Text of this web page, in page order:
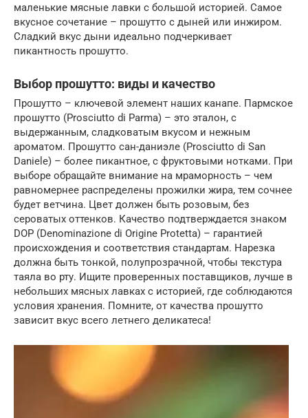
маленькие мясные лавки с большой историей. Самое
вкусное сочетание – прошутто с дыней или инжиром.
Сладкий вкус дыни идеально подчеркивает
пикантность прошутто.
Выбор прошутто: виды и качество
Прошутто – ключевой элемент наших канапе. Пармское
прошутто (Prosciutto di Parma) – это эталон, с
выдержанным, сладковатым вкусом и нежным
ароматом. Прошутто сан-даниэле (Prosciutto di San
Daniele) – более пикантное, с фруктовыми нотками. При
выборе обращайте внимание на мраморность – чем
равномернее распределены прожилки жира, тем сочнее
будет ветчина. Цвет должен быть розовым, без
сероватых оттенков. Качество подтверждается знаком
DOP (Denominazione di Origine Protetta) – гарантией
происхождения и соответствия стандартам. Нарезка
должна быть тонкой, полупрозрачной, чтобы текстура
таяла во рту. Ищите проверенных поставщиков, лучше в
небольших мясных лавках с историей, где соблюдаются
условия хранения. Помните, от качества прошутто
зависит вкус всего летнего деликатеса!